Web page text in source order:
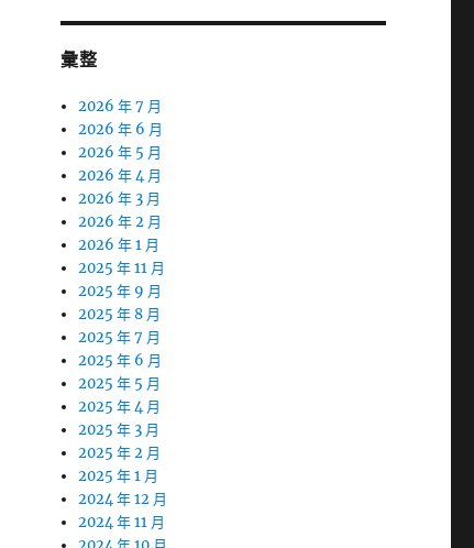
彙整
2026 年 7 月
2026 年 6 月
2026 年 5 月
2026 年 4 月
2026 年 3 月
2026 年 2 月
2026 年 1 月
2025 年 11 月
2025 年 9 月
2025 年 8 月
2025 年 7 月
2025 年 6 月
2025 年 5 月
2025 年 4 月
2025 年 3 月
2025 年 2 月
2025 年 1 月
2024 年 12 月
2024 年 11 月